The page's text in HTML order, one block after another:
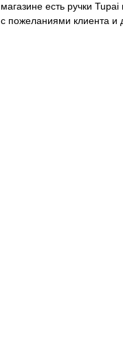
магазине есть ручки
с пожеланиями клиента и